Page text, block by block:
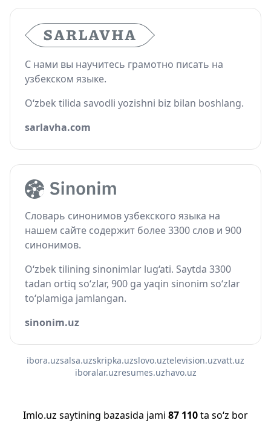
С нами вы научитесь грамотно писать на
узбекском языке.
O‘zbek tilida savodli yozishni biz bilan boshlang.
sarlavha.com
Словарь синонимов узбекского языка на
нашем сайте содержит более 3300 слов и 900
синонимов.
O‘zbek tilining sinonimlar lug‘ati. Saytda 3300
tadan ortiq so‘zlar, 900 ga yaqin sinonim so‘zlar
to‘plamiga jamlangan.
sinonim.uz
ibora.uzsalsa.uzskripka.uzslovo.uztelevision.uzvatt.uz
iboralar.uzresumes.uzhavo.uz
Imlo.uz saytining bazasida jami 87 110ta so‘z bor